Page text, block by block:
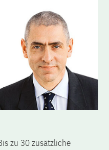
zu 30 zusätzliche